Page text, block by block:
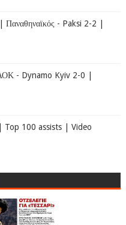
- Paksi 2-2 |
- Dynamo Kyiv 2-0 |
100 assists | Video